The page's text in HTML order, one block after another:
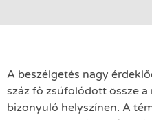
A beszélgetés nagy
száz fő zsúfolódott össze
bizonyuló helyszínen. A